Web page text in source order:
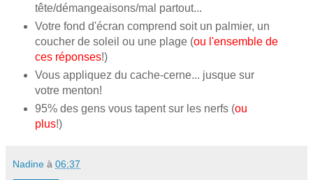
tête/démangeaisons/mal partout...
Votre fond d'écran comprend soit un palmier, un
coucher de soleil ou une plage (ou l'ensemble de
ces réponses!)
Vous appliquez du cache-cerne... jusque sur
votre menton!
95% des gens vous tapent sur les nerfs (ou
plus!)
Nadine à 06:37